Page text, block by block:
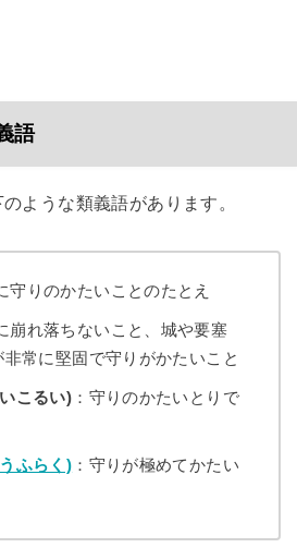
語
ような類義語があります。
守りのかたいことのたとえ
崩れ落ちないこと、城や要塞
常に堅固で守りがかたいこと
こるい) ：守りのかたいとりで
ふらく) ：守りが極めてかたい